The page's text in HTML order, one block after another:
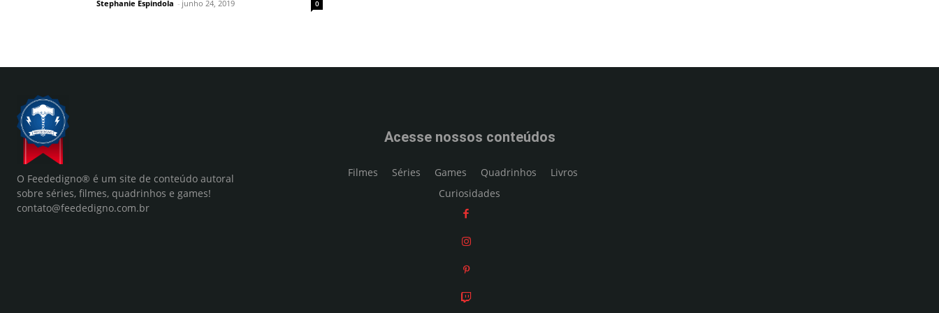
Stephanie Espindola - junho 24, 2019 0
O Feededigno® é um site de conteúdo autoral
sobre séries, filmes, quadrinhos e games!
contato@feededigno.com.br
Acesse nossos conteúdos
Filmes Séries Games Quadrinhos
Livros
Curiosidades